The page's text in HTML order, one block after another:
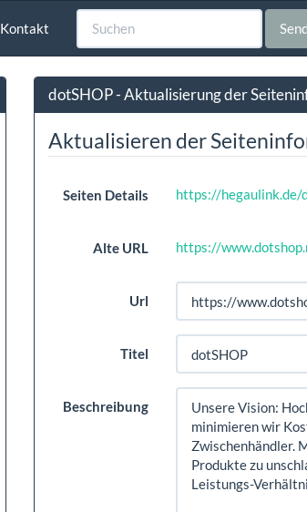
Kontakt
dotSHOP - Aktualisierung der
Aktualisieren der
Seiten Details https://
Alte URL https://
Url
Titel
Beschreibung